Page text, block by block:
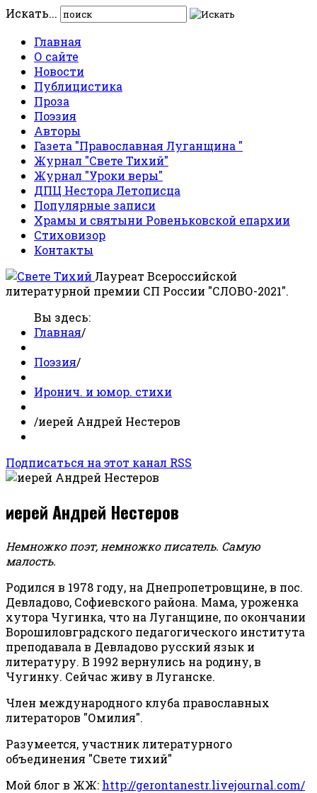
Искать...
Главная
О сайте
Новости
Публицистика
Проза
Поэзия
Авторы
Газета "Православная Луганщина "
Журнал "Свете Тихий"
Журнал "Уроки веры"
ДПЦ Нестора Летописца
Популярные записи
Храмы и святыни Ровеньковской епархии
Стиховизор
Контакты
Лауреат Всероссийской
литературной премии СП России "СЛОВО-2021".
Вы здесь:
Главная/
Поэзия/
Иронич. и юмор. стихи
/иерей Андрей Нестеров
Подписаться на этот канал RSS
иерей Андрей Нестеров
Немножко поэт, немножко писатель. Самую
малость.
Родился в 1978 году, на Днепропетровщине, в пос.
Девладово, Софиевского района. Мама, уроженка
хутора Чугинка, что на Луганщине, по окончании
Ворошиловградского педагогического института
преподавала в Девладово русский язык и
литературу. В 1992 вернулись на родину, в
Чугинку. Сейчас живу в Луганске.
Член международного клуба православных
литераторов "Омилия".
Разумеется, участник литературного
объединения "Свете тихий"
Мой блог в ЖЖ: http://gerontanestr.livejournal.com/